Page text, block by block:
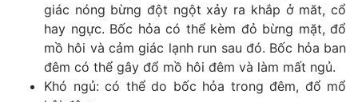
giác nóng bừng đột ngột xảy ra khắp ở măt, cổ
hay ngực. Bốc hỏa có thể kèm đỏ bừng mặt, đổ
mồ hôi và cảm giác lạnh run sau đó. Bốc hỏa ban
đêm có thể gây đổ mồ hôi đêm và làm mất ngủ.
Khó ngủ: có thể do bốc hỏa trong đêm, đổ mổ